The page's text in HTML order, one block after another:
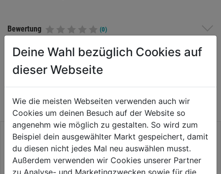
Bewertung (0)
WEITERE PRODUKTE AUS DIESER
Deine Wahl bezüglich Cookies auf
dieser Webseite
Wie die meisten Webseiten verwenden auch wir
Cookies um deinen Besuch auf der Website so
angenehm wie möglich zu gestalten. So wird zum
Beispiel dein ausgewählter Markt gespeichert, damit
du diesen nicht jedes Mal neu auswählen musst.
Außerdem verwenden wir Cookies unserer Partner
zu Analyse- und Marketingzwecken sowie für die